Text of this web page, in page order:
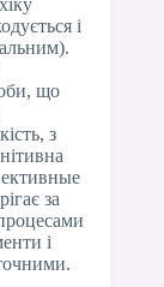
і
що
з
за
і